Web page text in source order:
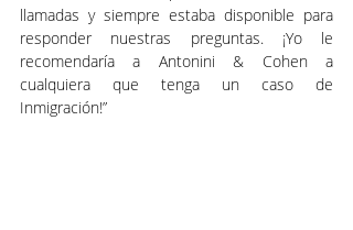
llamadas y siempre estaba disponible para
responder nuestras preguntas. ¡Yo le
recomendaría a Antonini & Cohen a
cualquiera que tenga un caso de
Inmigración!”